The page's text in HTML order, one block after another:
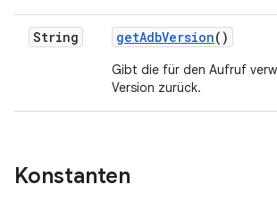
String getAdbVersion()
Gibt die für den Aufruf
Version zurück.
Konstanten